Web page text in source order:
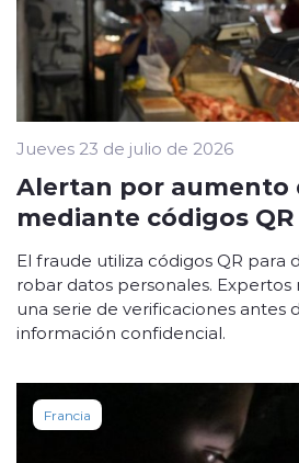
Jueves 23 de julio de 2026
Alertan por aumento
mediante códigos
El fraude utiliza códigos QR para
robar datos personales.
una serie de verificaciones antes
información confidencial.
Francia